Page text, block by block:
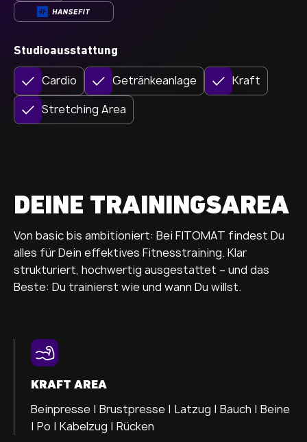
Studioausstattung
Cardio Getränkeanlage
Kraft
Stretching Area
DEINE TRAININGSAREA
Von basic bis ambitioniert: Bei FITOMAT findest Du
alles für Dein effektives Fitnesstraining. Klar
strukturiert, hochwertig ausgestattet – und das
Beste: Du trainierst wie und wann Du willst.
KRAFT AREA
Beinpresse | Brustpresse | Latzug | Bauch | Beine
| Po | Kabelzug | Rücken